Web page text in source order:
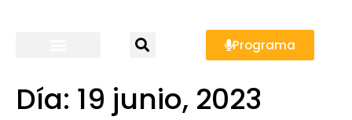
Programa
Día: 19 junio, 2023